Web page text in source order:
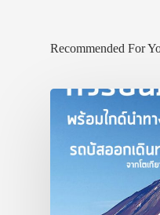
Recommended For